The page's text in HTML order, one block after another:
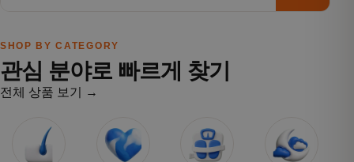
SHOP BY CATEGORY
관심 분야로 빠르게 찾기
전체 상품 보기 →